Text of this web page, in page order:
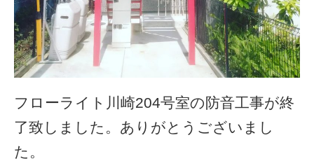
フローライト川崎204号室の防音工事が終
了致しました。ありがとうございまし
た。